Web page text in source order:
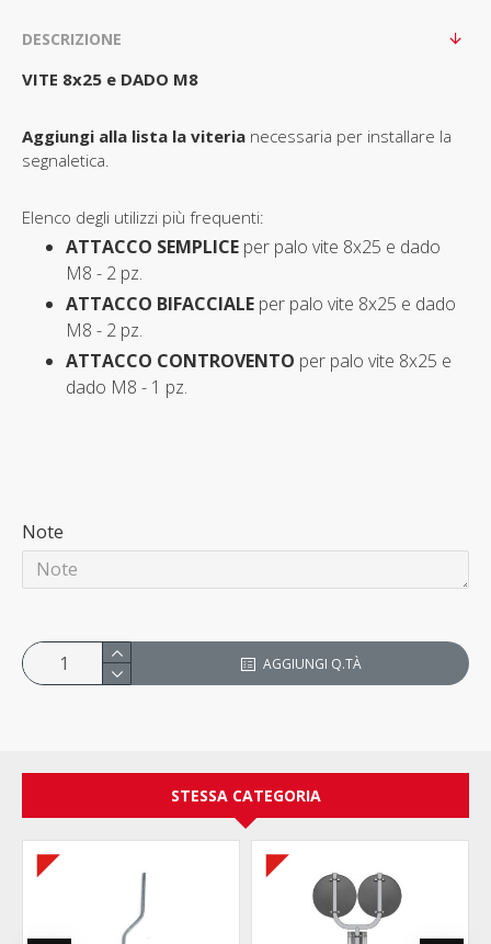
DESCRIZIONE
VITE 8x25 e DADO M8
Aggiungi alla lista la viteria necessaria per installare la
segnaletica.
Elenco degli utilizzi più frequenti:
ATTACCO SEMPLICE per palo vite 8x25 e dado
M8 - 2 pz.
ATTACCO BIFACCIALE per palo vite 8x25 e dado
M8 - 2 pz.
ATTACCO CONTROVENTO per palo vite 8x25 e
dado M8 - 1 pz.
Note
AGGIUNGI Q.TÀ
STESSA CATEGORIA